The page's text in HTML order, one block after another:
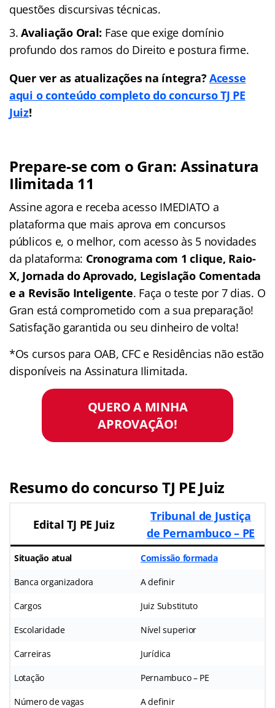
questões discursivas técnicas.
Avaliação Oral: Fase que exige domínio
profundo dos ramos do Direito e postura firme.
Quer ver as atualizações na íntegra?Acesse
aqui o conteúdo completo do concurso TJ PE
Juiz!
Prepare-se com o Gran: Assinatura
Ilimitada 11
Assine agora e receba acesso IMEDIATO a
plataforma que mais aprova em concursos
públicos e, o melhor, com acesso às 5 novidades
da plataforma: Cronograma com 1 clique, Raio-
X, Jornada do Aprovado, Legislação Comentada
e a Revisão Inteligente. Faça o teste por 7 dias. O
Gran está comprometido com a sua preparação!
Satisfação garantida ou seu dinheiro de volta!
*Os cursos para OAB, CFC e Residências não estão
disponíveis na Assinatura Ilimitada.
QUERO A MINHA
APROVAÇÃO!
Resumo do concurso TJ PE Juiz
Edital TJ PE Juiz
Tribunal de Justiça
de Pernambuco – PE
Situação atual Comissão formada
Banca organizadora A definir
Cargos Juiz Substituto
Escolaridade Nível superior
Carreiras Jurídica
Lotação Pernambuco – PE
Número de vagas A definir